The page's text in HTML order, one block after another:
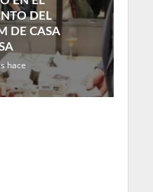
DEL
DE CASA
hace